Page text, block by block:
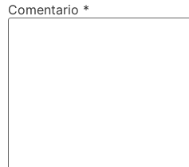
Comentario *